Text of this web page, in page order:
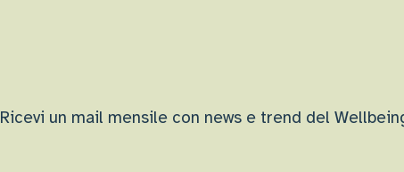
Ricevi un mail mensile con news e trend del